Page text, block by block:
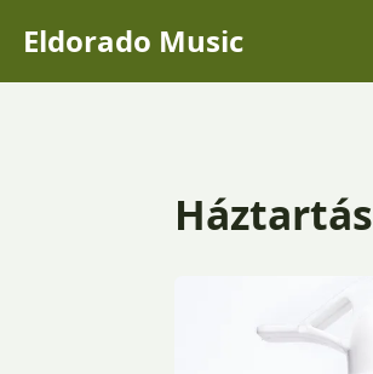
Eldorado Music
Háztartás